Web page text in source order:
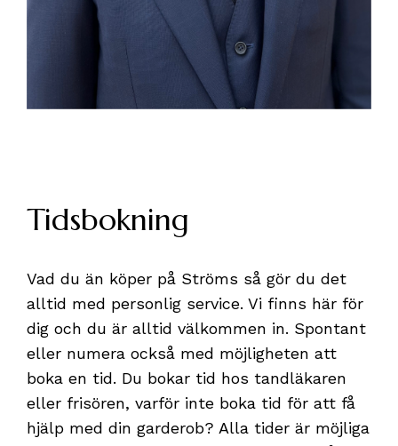
Tidsbokning
Vad du än köper på Ströms så gör du det
alltid med personlig service. Vi finns här för
dig och du är alltid välkommen in. Spontant
eller numera också med möjligheten att
boka en tid. Du bokar tid hos tandläkaren
eller frisören, varför inte boka tid för att få
hjälp med din garderob? Alla tider är möjliga